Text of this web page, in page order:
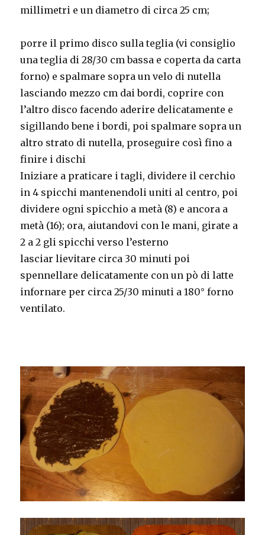
millimetri e un diametro di circa 25 cm;
porre il primo disco sulla teglia (vi consiglio
una teglia di 28/30 cm bassa e coperta da carta
forno) e spalmare sopra un velo di nutella
lasciando mezzo cm dai bordi, coprire con
l’altro disco facendo aderire delicatamente e
sigillando bene i bordi, poi spalmare sopra un
altro strato di nutella, proseguire così fino a
finire i dischi
Iniziare a praticare i tagli, dividere il cerchio
in 4 spicchi mantenendoli uniti al centro, poi
dividere ogni spicchio a metà (8) e ancora a
metà (16); ora, aiutandovi con le mani, girate a
2 a 2 gli spicchi verso l’esterno
lasciar lievitare circa 30 minuti poi
spennellare delicatamente con un pò di latte
infornare per circa 25/30 minuti a 180° forno
ventilato.